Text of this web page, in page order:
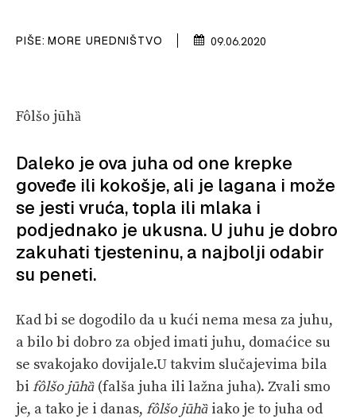
PLOVILA
SPIZA
PRETPLATA
SHOP
PIŠE: MORE UREDNIŠTVO 09.06.2020
Fôlšo jūhȁ
Daleko je ova juha od one krepke
goveđe ili kokošje, ali je lagana i može
se jesti vruća, topla ili mlaka i
podjednako je ukusna. U juhu je dobro
zakuhati tjesteninu, a najbolji odabir
su peneti.
Kad bi se dogodilo da u kući nema mesa za juhu,
a bilo bi dobro za objed imati juhu, domaćice su
se svakojako dovijale.U takvim slučajevima bila
bi fôlšo jūhȁ (falša juha ili lažna juha). Zvali smo
je, a tako je i danas, fôlšo jūhȁ iako je to juha od